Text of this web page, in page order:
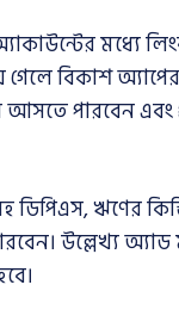
মধ্যে
বিকাশ
আসতে পারবেন
ঋণের
উল্লেখ্য অ্যাড